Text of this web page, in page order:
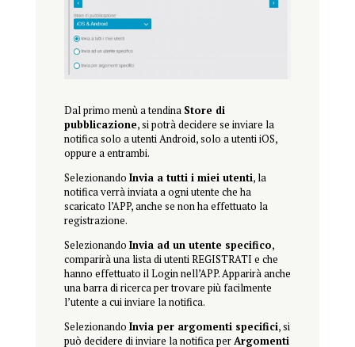
Dal primo menù a tendina Store di
pubblicazione, si potrà decidere se inviare la
notifica solo a utenti Android, solo a utenti iOS,
oppure a entrambi.
Selezionando Invia a tutti i miei utenti, la
notifica verrà inviata a ogni utente che ha
scaricato l’APP, anche se non ha effettuato la
registrazione.
Selezionando Invia ad un utente specifico,
comparirà una lista di utenti REGISTRATI e che
hanno effettuato il Login nell’APP. Apparirà anche
una barra di ricerca per trovare più facilmente
l’utente a cui inviare la notifica.
Selezionando Invia per argomenti specifici, si
può decidere di inviare la notifica perArgomenti